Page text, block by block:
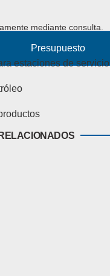
mediante consulta.
Presupuesto
estaciones de servicio